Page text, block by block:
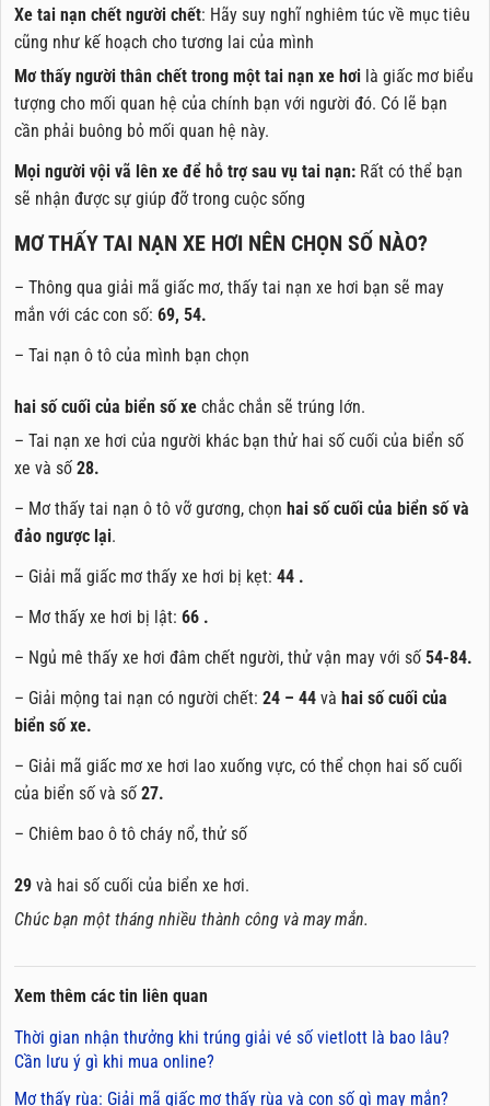
Xe tai nạn chết người chết: Hãy suy nghĩ nghiêm túc về mục tiêu
cũng như kế hoạch cho tương lai của mình
Mơ thấy người thân chết trong một tai nạn xe hơi là giấc mơ biểu
tượng cho mối quan hệ của chính bạn với người đó. Có lẽ bạn
cần phải buông bỏ mối quan hệ này.
Mọi người vội vã lên xe để hỗ trợ sau vụ tai nạn: Rất có thể bạn
sẽ nhận được sự giúp đỡ trong cuộc sống
MƠ THẤY TAI NẠN XE HƠI NÊN CHỌN SỐ NÀO?
– Thông qua giải mã giấc mơ, thấy tai nạn xe hơi bạn sẽ may
mắn với các con số: 69, 54.
– Tai nạn ô tô của mình bạn chọn
hai số cuối của biển số xe chắc chắn sẽ trúng lớn.
– Tai nạn xe hơi của người khác bạn thử hai số cuối của biển số
xe và số 28.
– Mơ thấy tai nạn ô tô vỡ gương, chọn hai số cuối của biển số và
đảo ngược lại.
– Giải mã giấc mơ thấy xe hơi bị kẹt: 44 .
– Mơ thấy xe hơi bị lật: 66 .
– Ngủ mê thấy xe hơi đâm chết người, thử vận may với số 54-84.
– Giải mộng tai nạn có người chết: 24 – 44 và hai số cuối của
biển số xe.
– Giải mã giấc mơ xe hơi lao xuống vực, có thể chọn hai số cuối
của biển số và số 27.
– Chiêm bao ô tô cháy nổ, thử số
29 và hai số cuối của biển xe hơi.
Chúc bạn một tháng nhiều thành công và may mắn.
Xem thêm các tin liên quan
Thời gian nhận thưởng khi trúng giải vé số vietlott là bao lâu?
Cần lưu ý gì khi mua online?
Mơ thấy rùa: Giải mã giấc mơ thấy rùa và con số gì may mắn?